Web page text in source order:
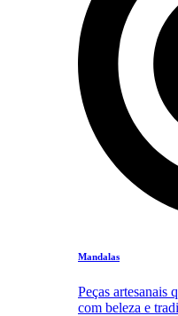
Mandalas
Peças artesanais
com beleza e